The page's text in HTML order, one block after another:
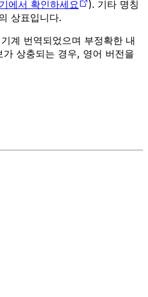
에서 확인하세요
). 기타 명칭
상표입니다.
계 번역되었으며 부정확한 내
상충되는 경우, 영어 버전을